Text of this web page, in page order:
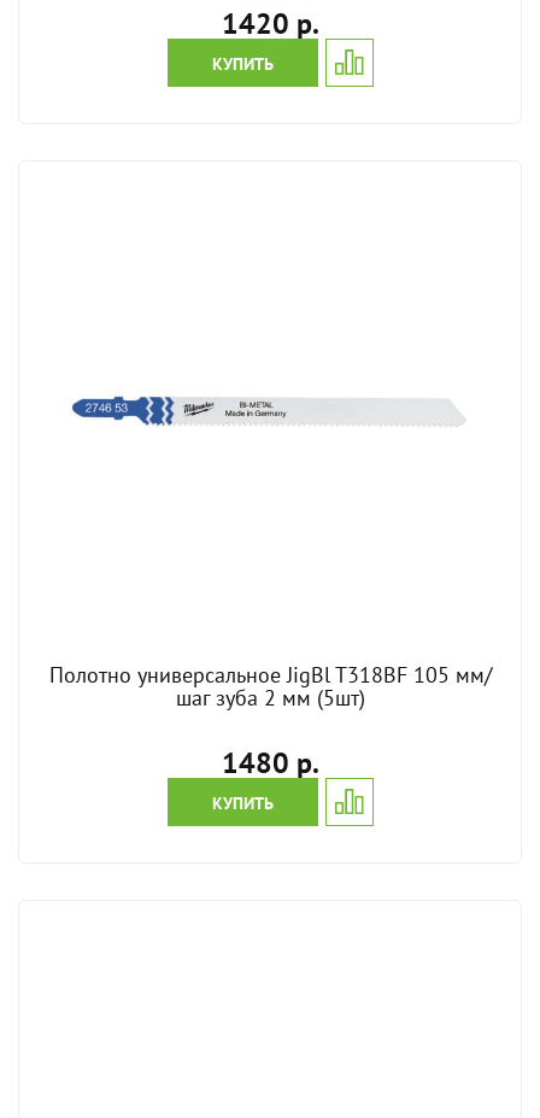
1420 р.
КУПИТЬ
Полотно универсальное JigBl T318BF 105 мм/
шаг зуба 2 мм (5шт)
1480 р.
КУПИТЬ